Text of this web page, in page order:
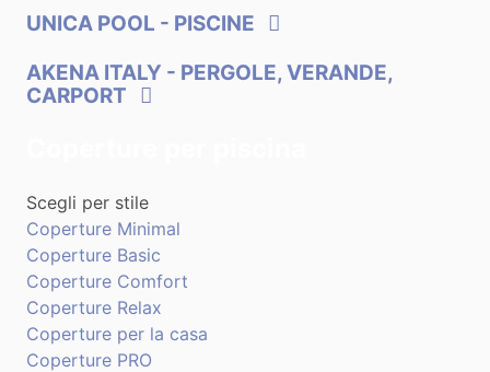
UNICA POOL - PISCINE
AKENA ITALY - PERGOLE, VERANDE,
CARPORT
Scegli per stile
Coperture Minimal
Coperture Basic
Coperture Comfort
Coperture Relax
Coperture per la casa
Coperture PRO